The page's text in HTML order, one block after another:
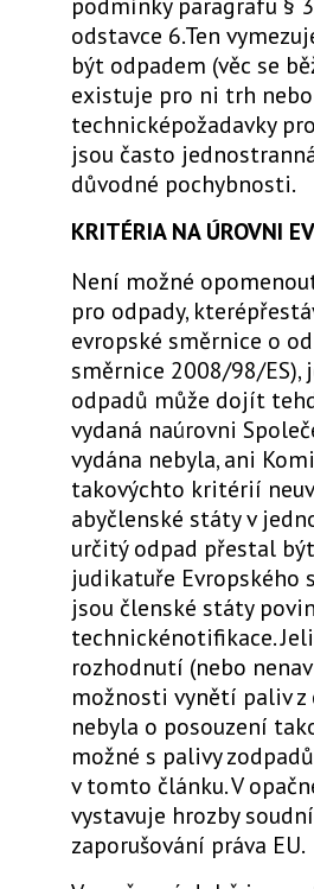
odstavce 6.Ten
být odpadem (věc se
existuje pro ni trh
technicképožadavky
jsou často
důvodné pochybnosti.
KRITÉRIA NA ÚROVNI
Není možné
pro odpady,
evropské směrnice o
směrnice 2008/98/ES),
odpadů může dojít
vydaná naúrovni
vydána nebyla, ani
takovýchto kritérií
abyčlenské státy v
určitý odpad přestal
judikatuře Evropského
jsou členské státy
technickénotifikace.
rozhodnutí (nebo
možnosti vynětí paliv z
nebyla o posouzení
možné s palivy
v tomto článku. V
vystavuje hrozby
zaporušování práva EU.